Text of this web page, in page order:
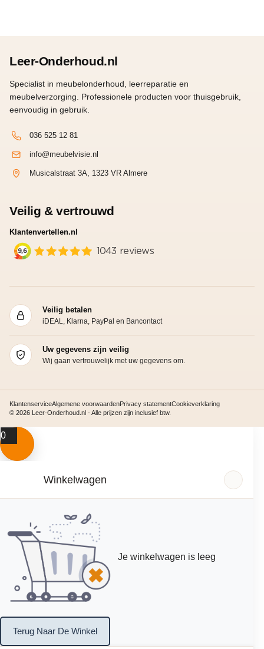
Leer-Onderhoud.nl
Specialist in meubelonderhoud, leerreparatie en
meubelverzorging. Professionele producten voor thuisgebruik,
eenvoudig in gebruik.
036 525 12 81
info@meubelvisie.nl
Musicalstraat 3A, 1323 VR Almere
Veilig & vertrouwd
Klantenvertellen.nl
Veilig betalen
iDEAL, Klarna, PayPal en Bancontact
Uw gegevens zijn veilig
Wij gaan vertrouwelijk met uw gegevens om.
KlantenserviceAlgemene voorwaardenPrivacy statementCookieverklaring
© 2026 Leer-Onderhoud.nl - Alle prijzen zijn inclusief btw.
0
Winkelwagen
Je winkelwagen is leeg
Terug Naar De Winkel